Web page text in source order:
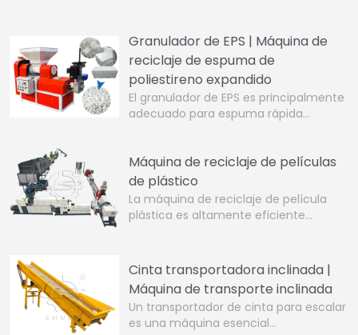
Granulador de EPS | Máquina de
reciclaje de espuma de
poliestireno expandido
El granulador de EPS es principalmente
adecuado para espuma rápida…
Máquina de reciclaje de películas
de plástico
La máquina de reciclaje de película
plástica es altamente eficiente…
Cinta transportadora inclinada |
Máquina de transporte inclinada
Un transportador de cinta para escalar
es una máquina esencial…